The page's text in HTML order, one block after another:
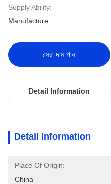
Supply Ability:
Manufacture
সেরা দাম পান
Detail Information
Detail Information
Place Of Origin:
China